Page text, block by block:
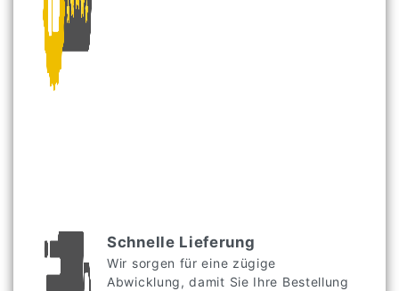
Schnelle Lieferung
Wir sorgen für eine zügige
Abwicklung, damit Sie Ihre Bestellung